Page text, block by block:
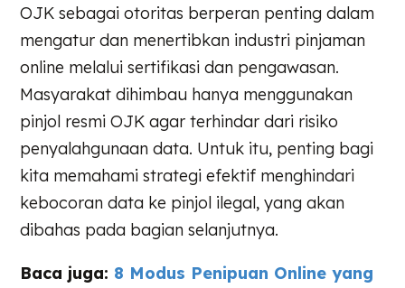
OJK sebagai otoritas berperan penting dalam
mengatur dan menertibkan industri pinjaman
online melalui sertifikasi dan pengawasan.
Masyarakat dihimbau hanya menggunakan
pinjol resmi OJK agar terhindar dari risiko
penyalahgunaan data. Untuk itu, penting bagi
kita memahami strategi efektif menghindari
kebocoran data ke pinjol ilegal, yang akan
dibahas pada bagian selanjutnya.
Baca juga: 8 Modus Penipuan Online yang